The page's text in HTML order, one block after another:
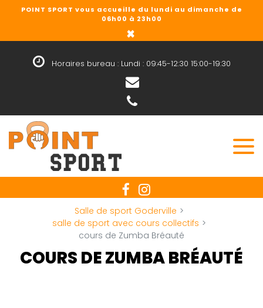
POINT SPORT vous accueille du lundi au dimanche de
06h00 à 23h00
×
Horaires bureau : Lundi : 09:45-12:30 15:00-19:30
Salle de sport Goderville
salle de sport avec cours collectifs
cours de Zumba Bréauté
COURS DE ZUMBA BRÉAUTÉ
Panneau de gestion des cookies